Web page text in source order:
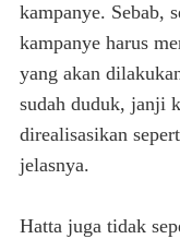
kampanye. Sebab,
kampanye harus
yang akan
sudah duduk, janji
direalisasikan
jelasnya.
Hatta juga tidak